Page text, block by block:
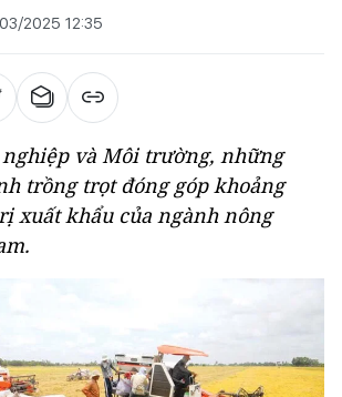
2025 12:35
nghiệp và Môi trường, những
trồng trọt đóng góp khoảng
xuất khẩu của ngành nông